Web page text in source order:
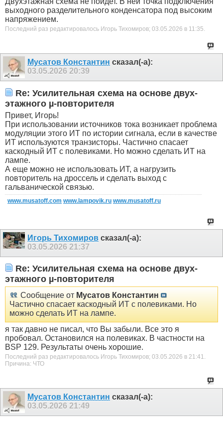
выходного разделительного конденсатора под высоким
напряжением.
Последний раз редактировалось Игорь Тихомиров; 03.05.2026 в 11:35.
Мусатов Константин сказал(-а):
03.05.2026 20:39
Re: Усилительная схема на основе двух-
этажного µ-повторителя
Привет, Игорь!
При использовании источников тока возникает проблема
модуляции этого ИТ по истории сигнала, если в качестве
ИТ используются транзисторы. Частично спасает
каскодный ИТ с полевиками. Но можно сделать ИТ на
лампе.
А еще можно не использовать ИТ, а нагрузить
повторитель на дроссель и сделать выход с
гальванической связью.
www.musatoff.com www.lampovik.ru www.musatoff.ru
Игорь Тихомиров сказал(-а):
03.05.2026 21:37
Re: Усилительная схема на основе двух-
этажного µ-повторителя
Сообщение от Мусатов Константин
Частично спасает каскодный ИТ с полевиками. Но
можно сделать ИТ на лампе.
я так давно не писал, что Вы забыли. Все это я
пробовал. Остановился на полевиках. В частности на
BSP 129. Результаты очень хорошие.
Последний раз редактировалось Игорь Тихомиров; 03.05.2026 в 21:41.
Причина: ЧТО
Мусатов Константин сказал(-а):
03.05.2026 21:49